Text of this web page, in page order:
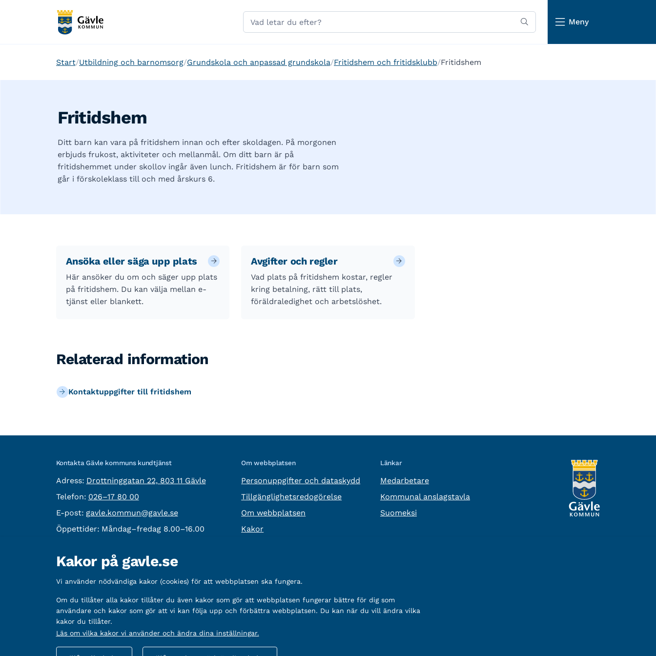
Sök
på
Meny
Start Utbildning och barnomsorg Grundskola och anpassad grundskola Fritidshem och fritidsklubb Fritidshem
Fritidshem
Ditt barn kan vara på fritidshem innan och efter skoldagen. På morgonen
erbjuds frukost, aktiviteter och mellanmål. Om ditt barn är på
fritidshemmet under skollov ingår även lunch. Fritidshem är för barn som
går i förskoleklass till och med årskurs 6.
Ansöka eller säga upp plats
Här ansöker du om och säger upp plats
på fritidshem. Du kan välja mellan e-
tjänst eller blankett.
Avgifter och regler
Vad plats på fritidshem kostar, regler
kring betalning, rätt till plats,
föräldraledighet och arbetslöshet.
Relaterad information
Kontaktuppgifter till fritidshem
Kontakta Gävle kommuns kundtjänst
Adress: besöksadress:
Drottninggatan 22, 803 11 Gävle
Telefon: Telefon:
026–17 80 00
E-post: E-post:
gavle.kommun@gavle.se
Öppettider: Måndag–fredag 8.00–16.00
Om webbplatsen
Personuppgifter och dataskydd
Tillgänglighetsredogörelse
Om webbplatsen
Kakor
Länkar
Medarbetare
Kommunal anslagstavla
Suomeksi
Övrig information
Organisationsnummer: 212000-2338
Bankgironummer: 5888-2333
Kakor på gavle.se
Vi använder nödvändiga kakor (cookies) för att webbplatsen ska fungera.
Om du tillåter alla kakor tillåter du även kakor som gör att webbplatsen fungerar bättre för dig som
användare och kakor som gör att vi kan följa upp och förbättra webbplatsen. Du kan när du vill ändra vilka
kakor du tillåter.
Läs om vilka kakor vi använder och ändra dina inställningar.